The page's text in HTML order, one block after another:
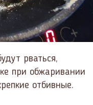
рваться,
при обжаривании
отбивные.